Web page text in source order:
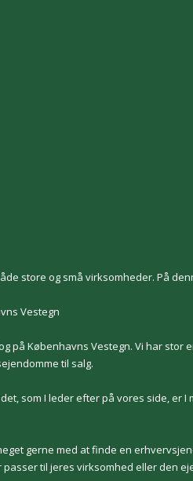
store og små virksomheder. På
Vestegn
på Københavns Vestegn. Vi har
til salg.
som I leder efter på vores side, er
gerne med at finde en
til jeres virksomhed eller den